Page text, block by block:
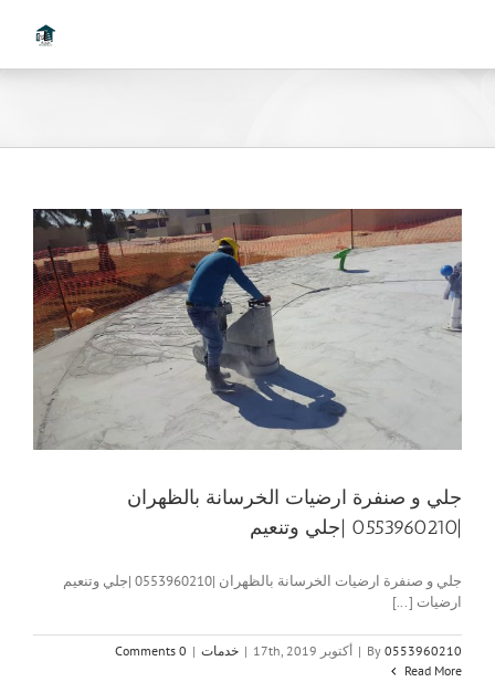
جلي و صنفرة ارضيات الخرسانة بالظهران
|0553960210 |جلي وتنعيم
جلي و صنفرة ارضيات الخرسانة بالظهران |0553960210 |جلي وتنعيم
ارضيات [...]
By 0553960210
| أكتوبر 17th, 2019 | خدمات |
0 Comments
Read More